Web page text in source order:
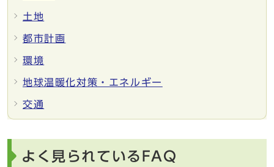
土地
都市計画
環境
地球温暖化対策・エネルギー
交通
よく見られているFAQ